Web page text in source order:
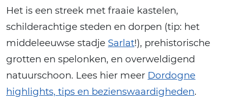
Het is een streek met fraaie kastelen,
schilderachtige steden en dorpen (tip: het
middeleeuwse stadje Sarlat!), prehistorische
grotten en spelonken, en overweldigend
natuurschoon. Lees hier meer Dordogne
highlights, tips en bezienswaardigheden.